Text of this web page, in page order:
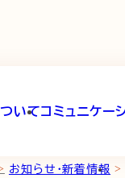
いてコミュニケー
お知らせ・新着情報 >